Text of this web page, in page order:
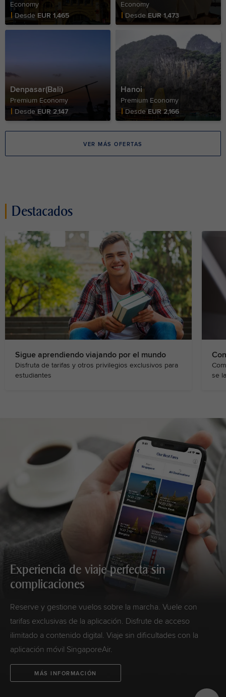
Economy
Fare Price
Desde EUR 1,465
Economy
Fare Price
Desde EUR 1,473
Denpasar(Bali)
Premium Economy
Fare Price
Desde EUR 2,147
Hanoi
Premium Economy
Fare Price
DesdeEUR 2,166
VER MÁS OFERTAS
Destacados
Sigue aprendiendo viajando por el mundo
Disfruta de tarifas y otros privilegios exclusivos para
estudiantes
se
Experiencia de viaje perfecta sin
complicaciones
Reserve y gestione vuelos sobre la marcha. Vuele con
tarifas exclusivas de la aplicación. Disfrute de acceso
ilimitado a contenido digital. Viaje sin dificultades con la
aplicación móvil SingaporeAir.
MÁS INFORMACIÓN